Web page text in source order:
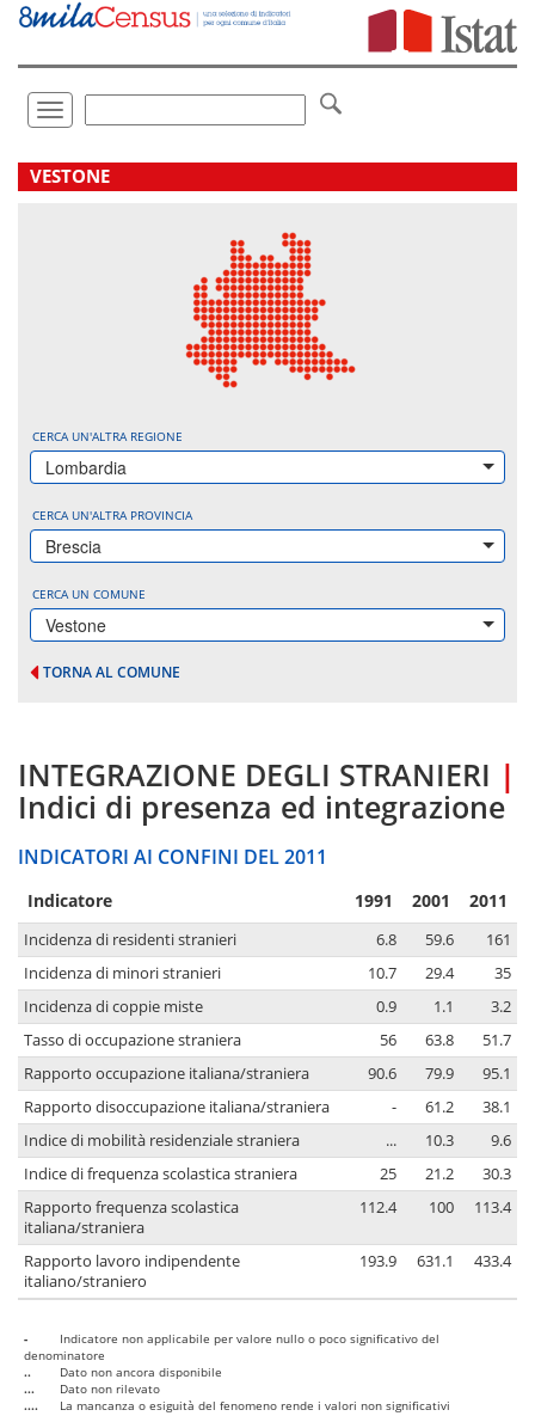
Vai
direttamente
Toggle
navigation
.
VESTONE
CERCA UN'ALTRA REGIONE
Lombardia
CERCA UN'ALTRA PROVINCIA
Brescia
CERCA UN COMUNE
Vestone
TORNA AL COMUNE
INTEGRAZIONE DEGLI STRANIERI |
Indici di presenza ed integrazione
INDICATORI AI CONFINI DEL 2011
Indicatore 1991 2001 2011
Incidenza di residenti stranieri 6.8 59.6
161
Incidenza di minori stranieri
10.7 29.4
35
Incidenza di coppie miste
0.9 1.1
3.2
Tasso di occupazione straniera
56 63.8
51.7
Rapporto occupazione italiana/straniera
90.6 79.9
95.1
Rapporto disoccupazione italiana/straniera
- 61.2
38.1
Indice di mobilità residenziale straniera
... 10.3
9.6
Indice di frequenza scolastica straniera
25 21.2
30.3
Rapporto frequenza scolastica
italiana/straniera
112.4 100 113.4
Rapporto lavoro indipendente
italiano/straniero
193.9 631.1 433.4
-
Indicatore non applicabile per valore nullo o poco significativo del
denominatore
..
Dato non ancora disponibile
...
Dato non rilevato
....
La mancanza o esiguità del fenomeno rende i valori non significativi